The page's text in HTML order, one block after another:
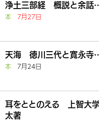
浄土三部経 概説と余話
本 7月27日
天海 徳川三代と寛永寺
本 7月24日
耳をととのえる 上智大
太著